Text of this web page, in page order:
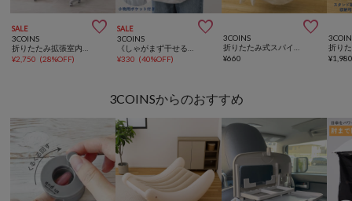
SALE 
3COINS
¥2,750 (28%OFF)
SALE 
3COINS
¥330 (40%OFF)

3COINS
¥660
折り
¥
3COINSからのおすすめ